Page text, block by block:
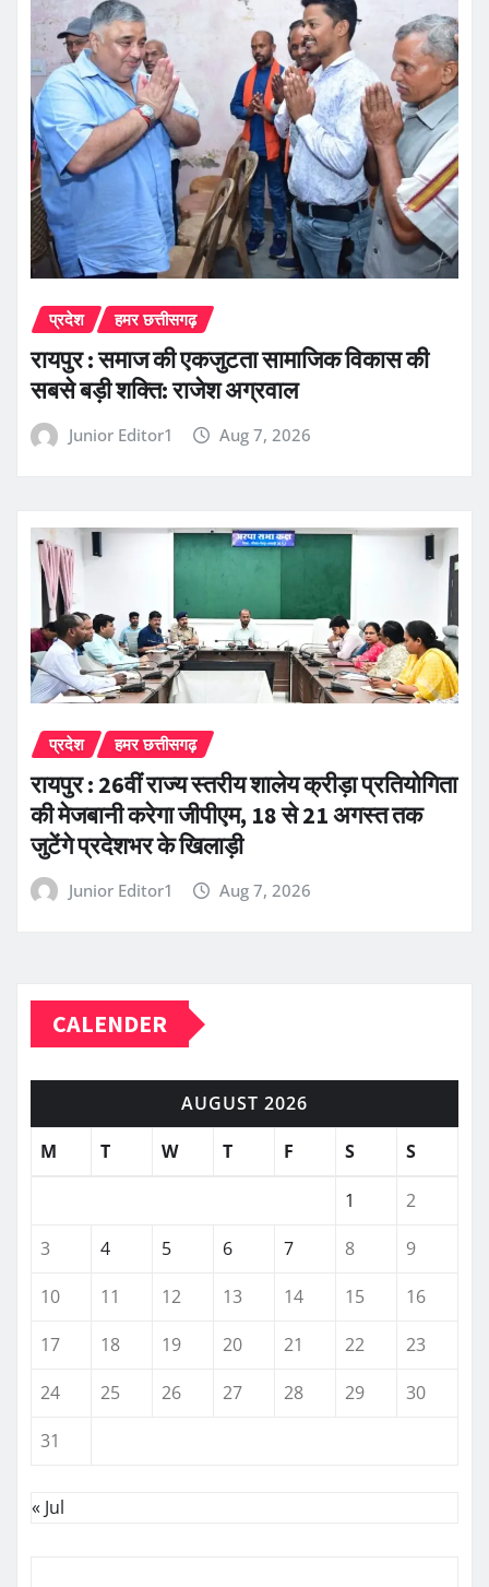
प्रदेश हमर छत्तीसगढ़
रायपुर : समाज की एकजुटता सामाजिक विकास की
सबसे बड़ी शक्ति: राजेश अग्रवाल
Junior Editor1 Aug 7, 2026
प्रदेश हमर छत्तीसगढ़
रायपुर : 26वीं राज्य स्तरीय शालेय क्रीड़ा प्रतियोगिता
की मेजबानी करेगा जीपीएम, 18 से 21 अगस्त तक
जुटेंगे प्रदेशभर के खिलाड़ी
Junior Editor1 Aug 7, 2026
CALENDER
AUGUST 2026
M
T W T F S S
1
2
3
4 5 6 7 8
9
10
11 12 13 14 15
16
17
18 19 20 21 22
23
24
25 26 27 28 29
30
31
« Jul